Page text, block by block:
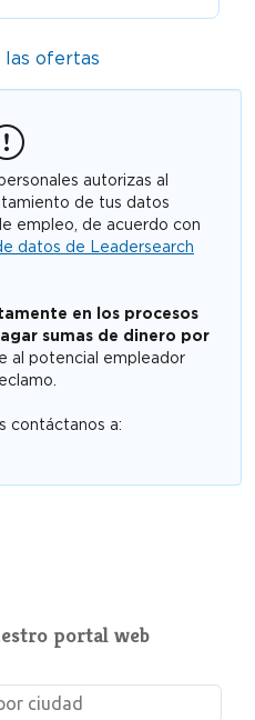
las ofertas
autorizas al
de tus datos
empleo, de acuerdo con
datos de Leadersearch
en los procesos
sumas de dinero por
al potencial empleador
contáctanos a:
portal web
ciudad